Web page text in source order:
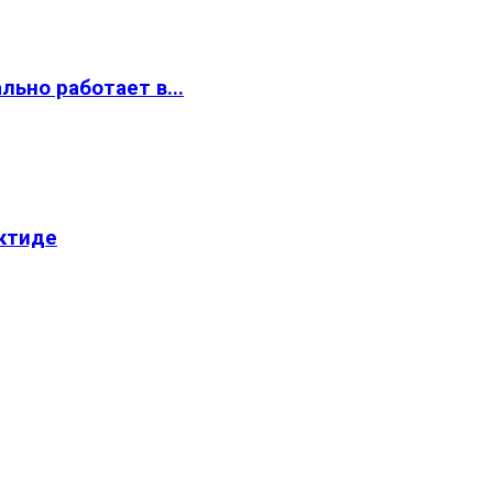
работает в...